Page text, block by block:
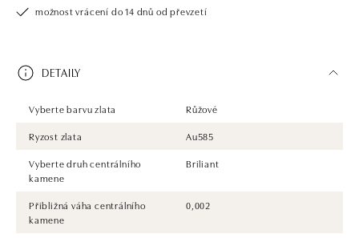
možnost vrácení do 14 dnů od převzetí
DETAILY
Vyberte barvu zlata
Růžové
Ryzost zlata
Au585
Vyberte druh centrálního
kamene
Briliant
Přibližná váha centrálního
kamene
0,002